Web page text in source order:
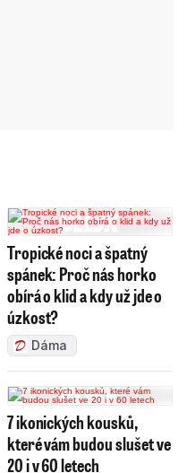
Tropické noci a špatný
spánek: Proč nás horko
obírá o klid a kdy už jde o
úzkost?
Dáma
7 ikonických kousků,
které vám budou slušet ve
20 i v 60 letech